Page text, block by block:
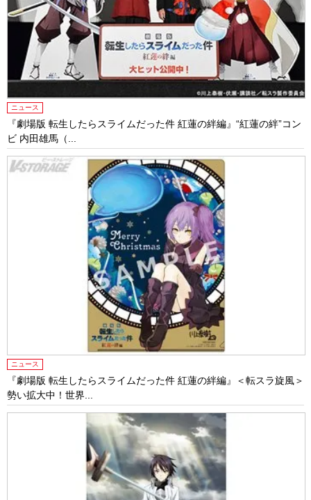
ニュース
『劇場版 転生したらスライムだった件 紅蓮の絆編』“紅蓮の絆”コン
ビ 内田雄馬（...
ニュース
『劇場版 転生したらスライムだった件 紅蓮の絆編』＜転スラ旋風＞
勢い拡大中！世界...